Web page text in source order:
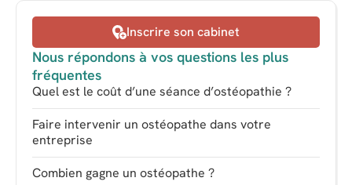
Inscrire son cabinet
Nous répondons à vos questions les plus
fréquentes
Quel est le coût d’une séance d’ostéopathie ?
Faire intervenir un ostéopathe dans votre
entreprise
Combien gagne un ostéopathe ?